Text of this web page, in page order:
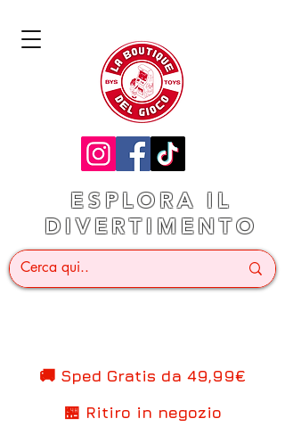
ESPLORA IL
DIVERTIMENTO
🚚 Sped Gratis da 49,99€
🏪 Ritiro in negozio